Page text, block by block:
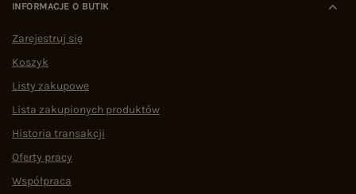
INFORMACJE O BUTIK
Zarejestruj się
Koszyk
Listy zakupowe
Lista zakupionych produktów
Historia transakcji
Oferty pracy
Współpraca